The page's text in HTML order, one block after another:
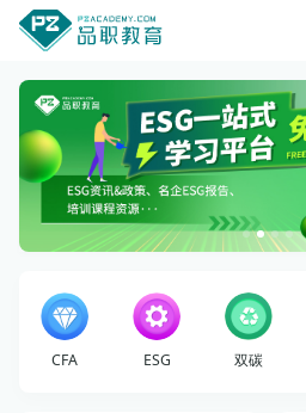
CFA ESG 双碳